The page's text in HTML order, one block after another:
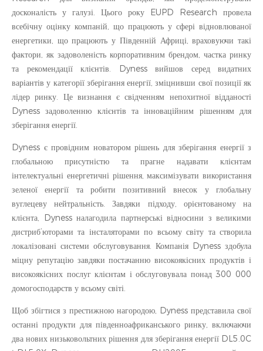
досконалість у галузі. Цього року EUPD Research провела
всебічну оцінку компаній, що працюють у сфері відновлюваної
енергетики, що працюють у Південній Африці, враховуючи такі
фактори, як задоволеність корпоративним брендом, частка ринку
та рекомендації клієнтів. Dyness вийшов серед видатних
варіантів у категорії зберігання енергії, зміцнивши свої позиції як
лідер ринку. Це визнання є свідченням непохитної відданості
Dyness задоволенню клієнтів та інноваційним рішенням для
зберігання енергії.
Dyness є провідним новатором рішень для зберігання енергії з
глобальною присутністю та прагне надавати клієнтам
інтелектуальні енергетичні рішення, максимізувати використання
зеленої енергії та робити позитивний внесок у глобальну
вуглецеву нейтральність. Завдяки підходу, орієнтованому на
клієнта, Dyness налагодила партнерські відносини з великими
дистриб’юторами та інсталяторами по всьому світу та створила
локалізовані системи обслуговування. Компанія Dyness здобула
міцну репутацію завдяки постачанню високоякісних продуктів і
високоякісних послуг клієнтам і обслуговувала понад 300 000
домогосподарств у всьому світі.
Щоб збігтися з престижною нагородою, Dyness представила свої
останні продукти для південноафриканського ринку, включаючи
два нових низьковольтних рішення для зберігання енергії DL5.0C